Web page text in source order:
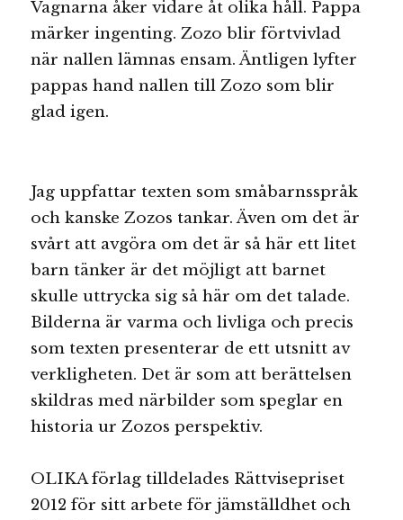
Vagnarna åker vidare åt olika håll. Pappa
märker ingenting. Zozo blir förtvivlad
när nallen lämnas ensam. Äntligen lyfter
pappas hand nallen till Zozo som blir
glad igen.
Jag uppfattar texten som småbarnsspråk
och kanske Zozos tankar. Även om det är
svårt att avgöra om det är så här ett litet
barn tänker är det möjligt att barnet
skulle uttrycka sig så här om det talade.
Bilderna är varma och livliga och precis
som texten presenterar de ett utsnitt av
verkligheten. Det är som att berättelsen
skildras med närbilder som speglar en
historia ur Zozos perspektiv.
OLIKA förlag tilldelades Rättvisepriset
2012 för sitt arbete för jämställdhet och